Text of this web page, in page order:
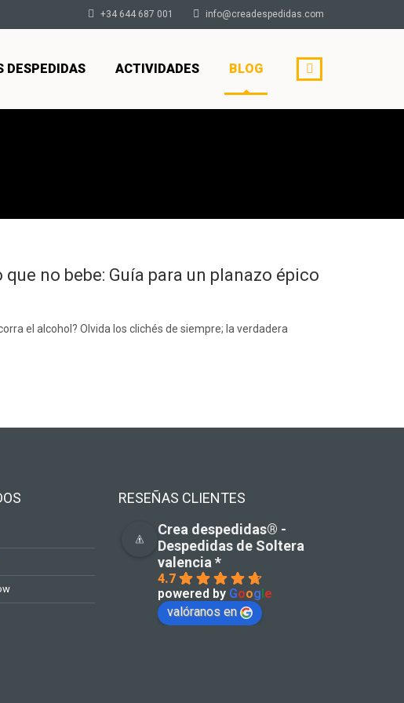
+34 644 687 001 info@creadespedidas.com
DESPEDIDAS ACTIVIDADES BLOG
no bebe: Guía para un planazo épico
el alcohol? Olvida los clichés de siempre; la verdadera
RESEÑAS CLIENTES
Crea despedidas®️ -
Despedidas de Soltera
valencia *
4.7
powered by Google
valóranos en